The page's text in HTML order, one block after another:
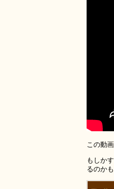
この動
もしか
るのか